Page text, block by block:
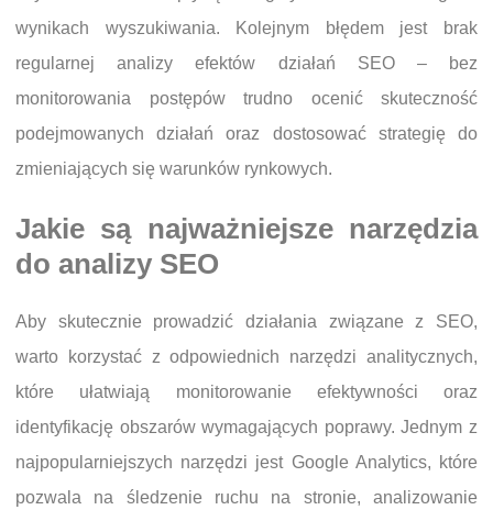
wynikach wyszukiwania. Kolejnym błędem jest brak
regularnej analizy efektów działań SEO – bez
monitorowania postępów trudno ocenić skuteczność
podejmowanych działań oraz dostosować strategię do
zmieniających się warunków rynkowych.
Jakie są najważniejsze narzędzia
do analizy SEO
Aby skutecznie prowadzić działania związane z SEO,
warto korzystać z odpowiednich narzędzi analitycznych,
które ułatwiają monitorowanie efektywności oraz
identyfikację obszarów wymagających poprawy. Jednym z
najpopularniejszych narzędzi jest Google Analytics, które
pozwala na śledzenie ruchu na stronie, analizowanie